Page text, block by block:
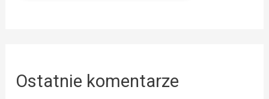
Ostatnie komentarze